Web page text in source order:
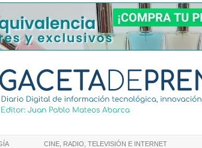
CINE, RADIO, TELEVISIÓN E INTERNET